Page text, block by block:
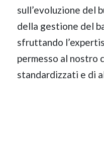
sull’evoluzione del
della gestione del
sfruttando
permesso al nostro
standardizzati e di